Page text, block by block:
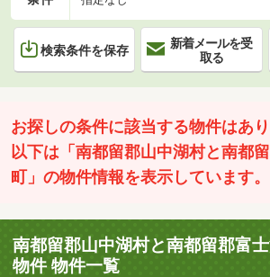
検索条件を保存
新着メールを受
取る
お探しの条件に該当する物件はあり
以下は「南都留郡山中湖村と南都
町」の物件情報を表示しています。
南都留郡山中湖村と南都留郡富
物件 物件一覧